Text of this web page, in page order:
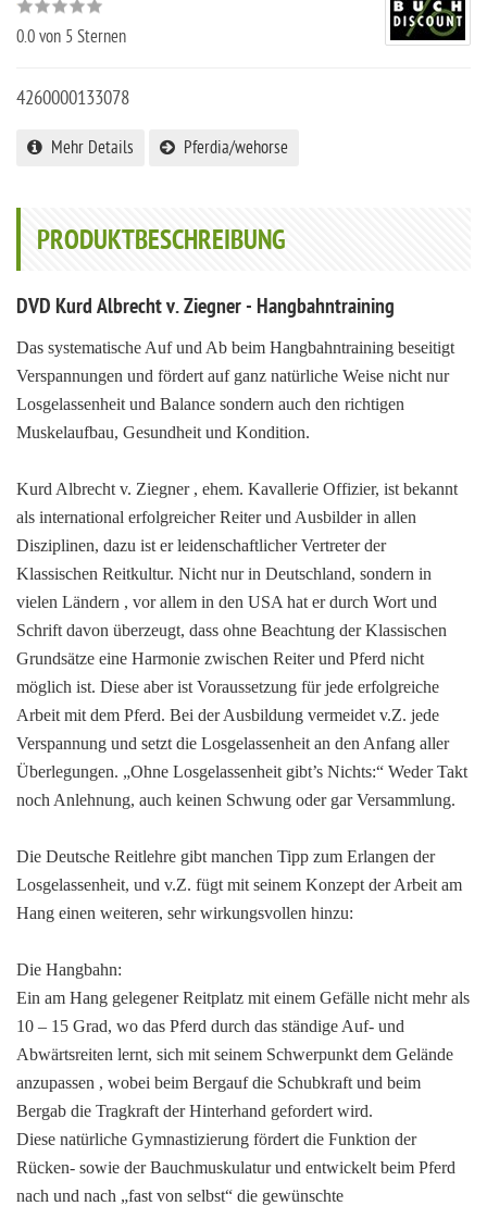
0.0 von 5 Sternen
4260000133078
Mehr Details Pferdia/wehorse
PRODUKTBESCHREIBUNG
DVD Kurd Albrecht v. Ziegner - Hangbahntraining
Das systematische Auf und Ab beim Hangbahntraining beseitigt
Verspannungen und fördert auf ganz natürliche Weise nicht nur
Losgelassenheit und Balance sondern auch den richtigen
Muskelaufbau, Gesundheit und Kondition.
Kurd Albrecht v. Ziegner , ehem. Kavallerie Offizier, ist bekannt
als international erfolgreicher Reiter und Ausbilder in allen
Disziplinen, dazu ist er leidenschaftlicher Vertreter der
Klassischen Reitkultur. Nicht nur in Deutschland, sondern in
vielen Ländern , vor allem in den USA hat er durch Wort und
Schrift davon überzeugt, dass ohne Beachtung der Klassischen
Grundsätze eine Harmonie zwischen Reiter und Pferd nicht
möglich ist. Diese aber ist Voraussetzung für jede erfolgreiche
Arbeit mit dem Pferd. Bei der Ausbildung vermeidet v.Z. jede
Verspannung und setzt die Losgelassenheit an den Anfang aller
Überlegungen. „Ohne Losgelassenheit gibt’s Nichts:“ Weder Takt
noch Anlehnung, auch keinen Schwung oder gar Versammlung.
Die Deutsche Reitlehre gibt manchen Tipp zum Erlangen der
Losgelassenheit, und v.Z. fügt mit seinem Konzept der Arbeit am
Hang einen weiteren, sehr wirkungsvollen hinzu:
Die Hangbahn:
Ein am Hang gelegener Reitplatz mit einem Gefälle nicht mehr als
10 – 15 Grad, wo das Pferd durch das ständige Auf- und
Abwärtsreiten lernt, sich mit seinem Schwerpunkt dem Gelände
anzupassen , wobei beim Bergauf die Schubkraft und beim
Bergab die Tragkraft der Hinterhand gefordert wird.
Diese natürliche Gymnastizierung fördert die Funktion der
Rücken- sowie der Bauchmuskulatur und entwickelt beim Pferd
nach und nach „fast von selbst“ die gewünschte